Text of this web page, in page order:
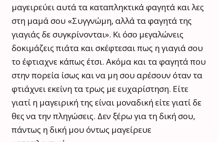
μαγειρεύει αυτά τα καταπληκτικά φαγητά και λες
στη μαμά σου «Συγγνώμη, αλλά τα φαγητά της
γιαγιάς δε συγκρίνονται». Κι όσο μεγαλώνεις
δοκιμάζεις πιάτα και σκέφτεσαι πως η γιαγιά σου
το έφτιαχνε κάπως έτσι. Ακόμα και τα φαγητά που
στην πορεία ίσως και να μη σου αρέσουν όταν τα
φτιάχνει εκείνη τα τρως με ευχαρίστηση. Είτε
γιατί η μαγειρική της είναι μοναδική είτε γιατί δε
θες να την πληγώσεις. Δεν ξέρω για τη δική σου,
πάντως η δική μου όντως μαγείρευε